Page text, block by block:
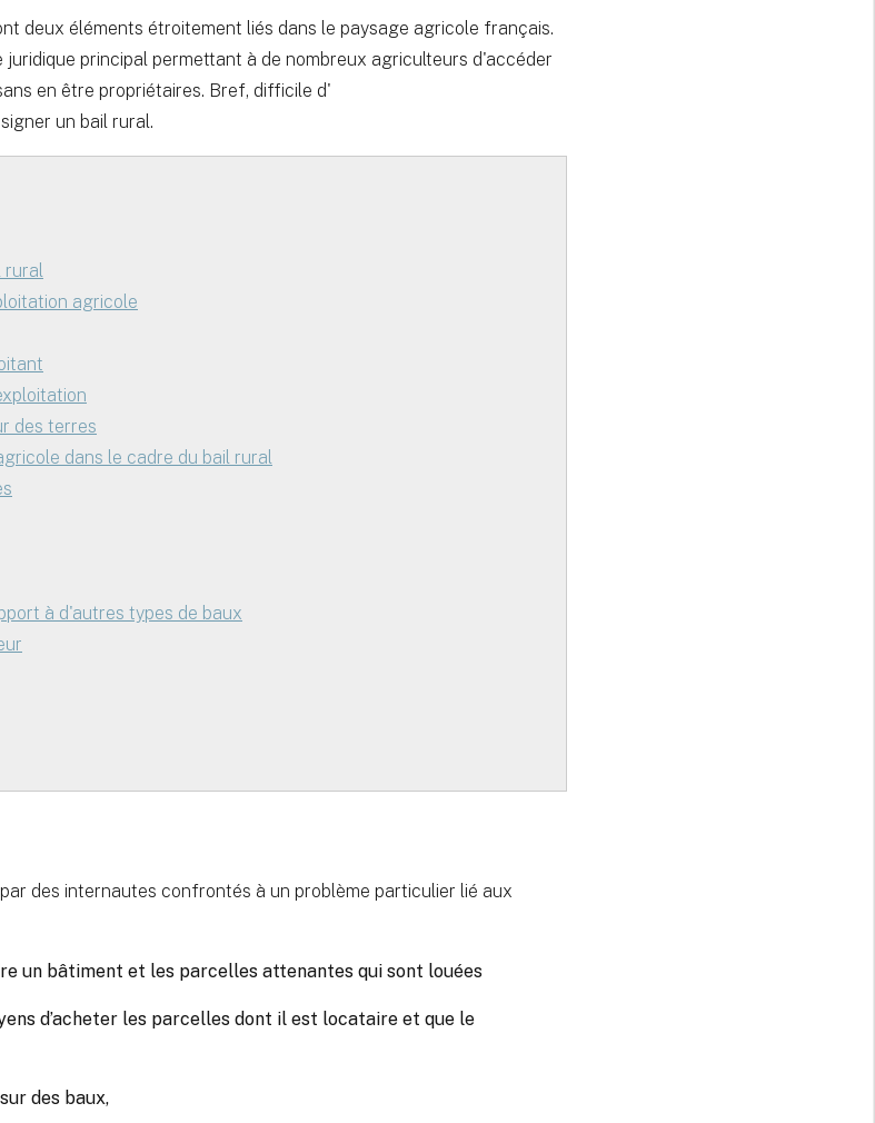
deux éléments étroitement liés dans le paysage agricole français.
principal permettant à de nombreux agriculteurs d'accéder
en être propriétaires. Bref, difficile d'
un bail rural.
rural
agricole
des terres
dans le cadre du bail rural
à d'autres types de baux
des internautes confrontés à un problème particulier lié aux
un bâtiment et les parcelles attenantes qui sont louées
d’acheter les parcelles dont il est locataire et que le
des baux,